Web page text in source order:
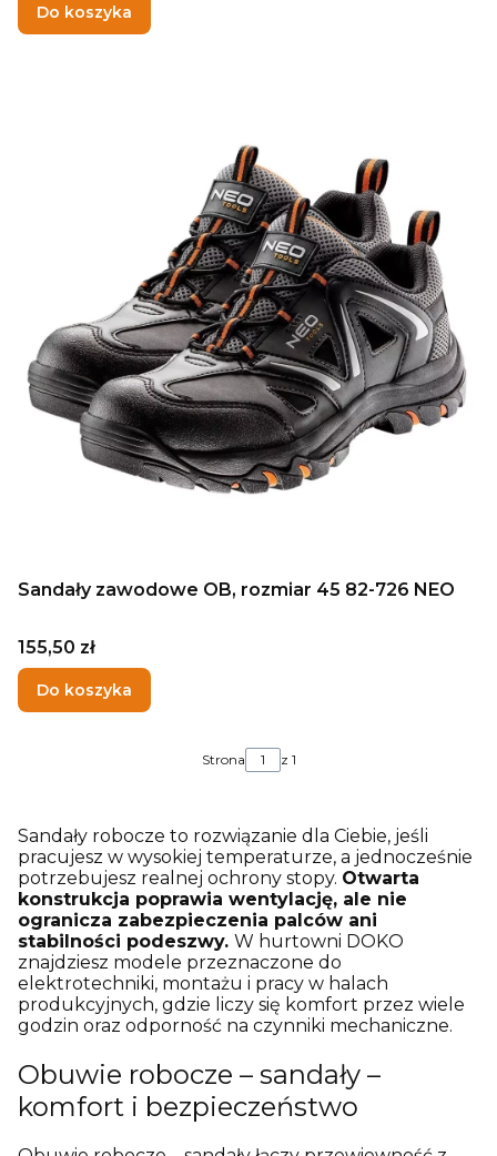
Do koszyka
Sandały zawodowe OB, rozmiar 45 82-726 NEO
Cena
155,50 zł
Do koszyka
Strona z 1
Sandały robocze to rozwiązanie dla Ciebie, jeśli
pracujesz w wysokiej temperaturze, a jednocześnie
potrzebujesz realnej ochrony stopy. Otwarta
konstrukcja poprawia wentylację, ale nie
ogranicza zabezpieczenia palców ani
stabilności podeszwy. W hurtowni DOKO
znajdziesz modele przeznaczone do
elektrotechniki, montażu i pracy w halach
produkcyjnych, gdzie liczy się komfort przez wiele
godzin oraz odporność na czynniki mechaniczne.
Obuwie robocze – sandały –
komfort i bezpieczeństwo